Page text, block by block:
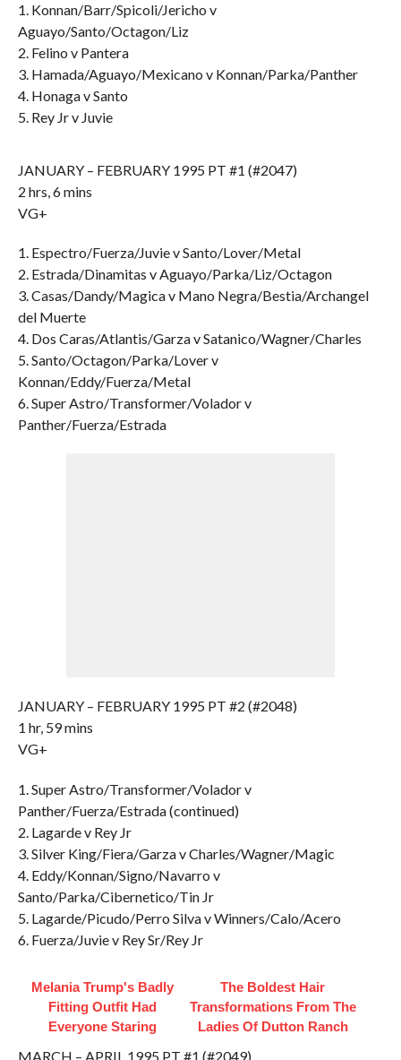
1. Konnan/Barr/Spicoli/Jericho v
Aguayo/Santo/Octagon/Liz
2. Felino v Pantera
3. Hamada/Aguayo/Mexicano v Konnan/Parka/Panther
4. Honaga v Santo
5. Rey Jr v Juvie
JANUARY – FEBRUARY 1995 PT #1 (#2047)
2 hrs, 6 mins
VG+
1. Espectro/Fuerza/Juvie v Santo/Lover/Metal
2. Estrada/Dinamitas v Aguayo/Parka/Liz/Octagon
3. Casas/Dandy/Magica v Mano Negra/Bestia/Archangel
del Muerte
4. Dos Caras/Atlantis/Garza v Satanico/Wagner/Charles
5. Santo/Octagon/Parka/Lover v
Konnan/Eddy/Fuerza/Metal
6. Super Astro/Transformer/Volador v
Panther/Fuerza/Estrada
JANUARY – FEBRUARY 1995 PT #2 (#2048)
1 hr, 59 mins
VG+
1. Super Astro/Transformer/Volador v
Panther/Fuerza/Estrada (continued)
2. Lagarde v Rey Jr
3. Silver King/Fiera/Garza v Charles/Wagner/Magic
4. Eddy/Konnan/Signo/Navarro v
Santo/Parka/Cibernetico/Tin Jr
5. Lagarde/Picudo/Perro Silva v Winners/Calo/Acero
6. Fuerza/Juvie v Rey Sr/Rey Jr
Melania Trump's Badly
Fitting Outfit Had
Everyone Staring
The Boldest Hair
Transformations From The
Ladies Of Dutton Ranch
MARCH – APRIL 1995 PT #1 (#2049)